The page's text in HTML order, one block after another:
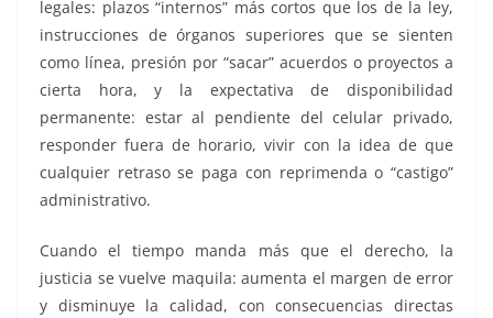
legales: plazos “internos” más cortos que los de la ley,
instrucciones de órganos superiores que se sienten
como línea, presión por “sacar” acuerdos o proyectos a
cierta hora, y la expectativa de disponibilidad
permanente: estar al pendiente del celular privado,
responder fuera de horario, vivir con la idea de que
cualquier retraso se paga con reprimenda o “castigo”
administrativo.
Cuando el tiempo manda más que el derecho, la
justicia se vuelve maquila: aumenta el margen de error
y disminuye la calidad, con consecuencias directas